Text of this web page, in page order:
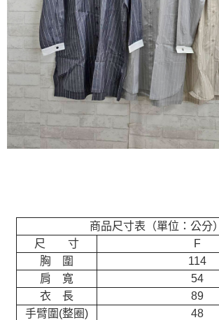
商品尺寸表（單位：公分）
尺 寸
F
胸 圍
114
肩 寬
54
衣 長
89
手臂圍(整圈)
48